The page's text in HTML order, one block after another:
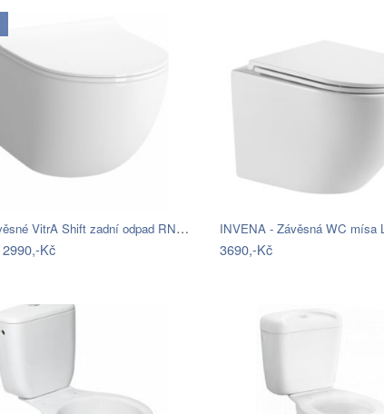
Wc závěsné VitrA Shift zadní odpad RN010
2990,-Kč 3690,-Kč